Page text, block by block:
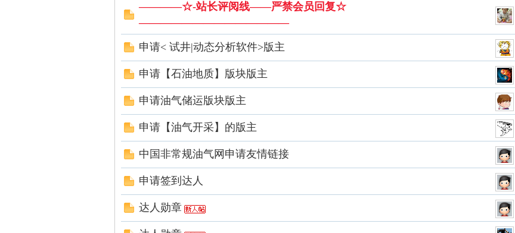
技
————☆-站长评阅线——严禁会员回复☆
——————————————
申请< 试井|动态分析软件>版主
申请【石油地质】版块版主
申请油气储运版块版主
申请【油气开采】的版主
中国非常规油气网申请友情链接
申请签到达人
达人勋章